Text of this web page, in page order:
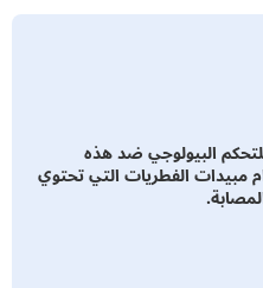
ضد هذه
الفطريات التي تحتوي